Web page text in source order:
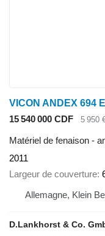
VICON ANDEX 694
15 540 000 CDF
5 950
Matériel de fenaison -
2011
Largeur de couverture
Allemagne, Klein
D.Lankhorst & Co.